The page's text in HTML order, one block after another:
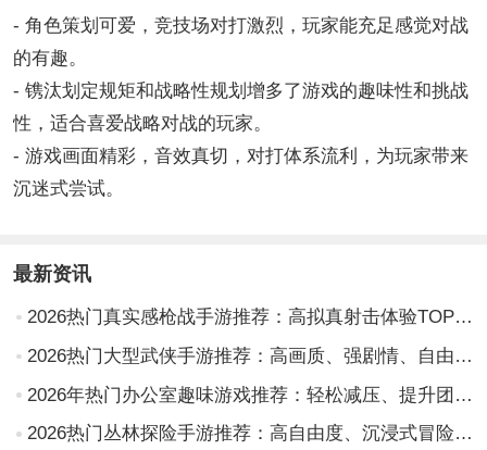
- 角色策划可爱，竞技场对打激烈，玩家能充足感觉对战
的有趣。
- 镌汰划定规矩和战略性规划增多了游戏的趣味性和挑战
性，适合喜爱战略对战的玩家。
- 游戏画面精彩，音效真切，对打体系流利，为玩家带来
沉迷式尝试。
最新资讯
2026热门真实感枪战手游推荐：高拟真射击体验TOP榜单
2026热门大型武侠手游推荐：高画质、强剧情、自由江湖体验的精品榜单
2026年热门办公室趣味游戏推荐：轻松减压、提升团队协作的创意小游戏合集
2026热门丛林探险手游推荐：高自由度、沉浸式冒险体验TOP榜单